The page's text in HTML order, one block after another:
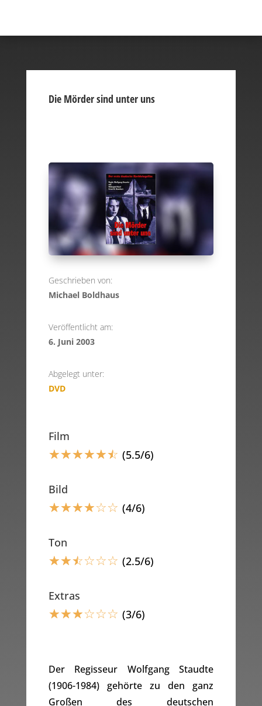
Die Mörder sind unter uns
Geschrieben von:
Michael Boldhaus
Veröffentlicht am:
6. Juni 2003
Abgelegt unter:
DVD
Film
☆☆☆☆☆☆ (5.5/6)
Bild
☆☆☆☆☆☆ (4/6)
Ton
☆☆☆☆☆☆ (2.5/6)
Extras
☆☆☆☆☆☆ (3/6)
Der Regisseur Wolfgang Staudte
(1906-1984) gehörte zu den ganz
Großen des deutschen